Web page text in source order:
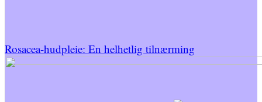
Rosacea-hudpleie: En helhetlig tilnærming